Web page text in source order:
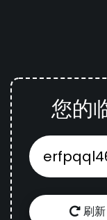
您的
刷新